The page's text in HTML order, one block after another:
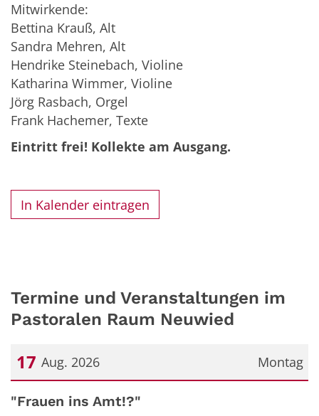
Mitwirkende:
Bettina Krauß, Alt
Sandra Mehren, Alt
Hendrike Steinebach, Violine
Katharina Wimmer, Violine
Jörg Rasbach, Orgel
Frank Hachemer, Texte
Eintritt frei! Kollekte am Ausgang.
In Kalender eintragen
Termine und Veranstaltungen im
Pastoralen Raum Neuwied
Montag
17 Aug. 2026
Datum: 17. August 2026
"Frauen ins Amt!?"